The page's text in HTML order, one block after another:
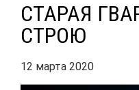
СТАРАЯ
СТРОЮ
12 марта 2020